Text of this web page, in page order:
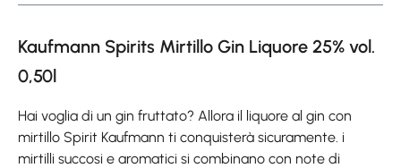
Kaufmann Spirits Mirtillo Gin Liquore 25% vol.
0,50l
Hai voglia di un gin fruttato? Allora il liquore al gin con
mirtillo Spirit Kaufmann ti conquisterà sicuramente. i
mirtilli succosi e aromatici si combinano con note di